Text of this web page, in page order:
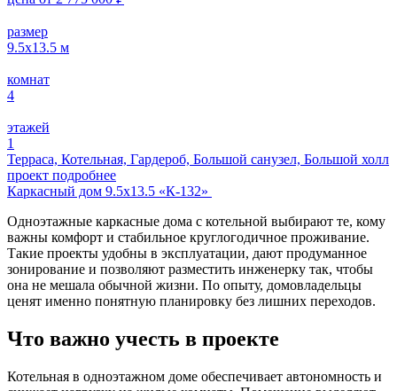
размер
9.5x13.5 м
комнат
4
этажей
1
Терраса, Котельная, Гардероб, Большой санузел, Большой холл
проект подробнее
Каркасный дом 9.5х13.5 «К-132»
Одноэтажные каркасные дома с котельной выбирают те, кому
важны комфорт и стабильное круглогодичное проживание.
Такие проекты удобны в эксплуатации, дают продуманное
зонирование и позволяют разместить инженерку так, чтобы
она не мешала обычной жизни. По опыту, домовладельцы
ценят именно понятную планировку без лишних переходов.
Что важно учесть в проекте
Котельная в одноэтажном доме обеспечивает автономность и